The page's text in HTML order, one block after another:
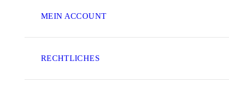
MEIN ACCOUNT
RECHTLICHES